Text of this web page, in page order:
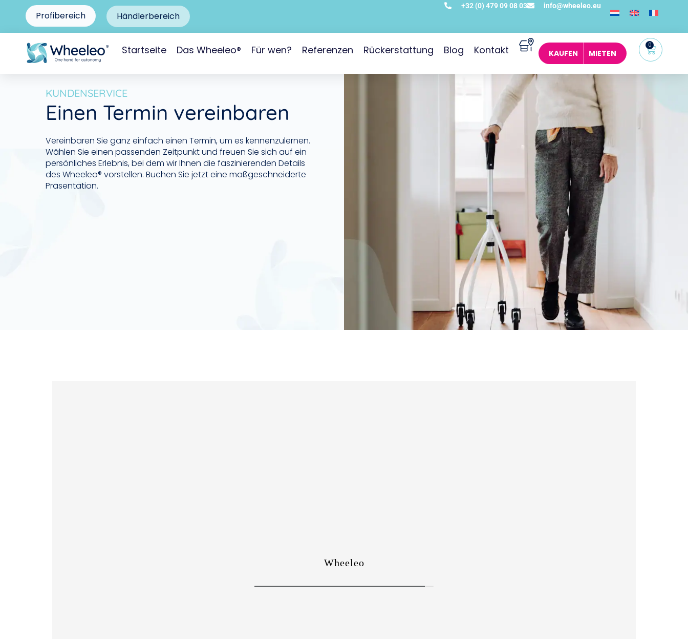
Profibereich Händlerbereich
+32 (0) 479 09 08 03 info@wheeleo.eu
Startseite Das Wheeleo® Für wen? Referenzen Rückerstattung Blog Kontakt KAUFEN MIETEN
0
KUNDENSERVICE
Einen Termin vereinbaren
Vereinbaren Sie ganz einfach einen Termin, um es kennenzulernen.
Wählen Sie einen passenden Zeitpunkt und freuen Sie sich auf ein
persönliches Erlebnis, bei dem wir Ihnen die faszinierenden Details
des Wheeleo® vorstellen. Buchen Sie jetzt eine maßgeschneiderte
Präsentation.